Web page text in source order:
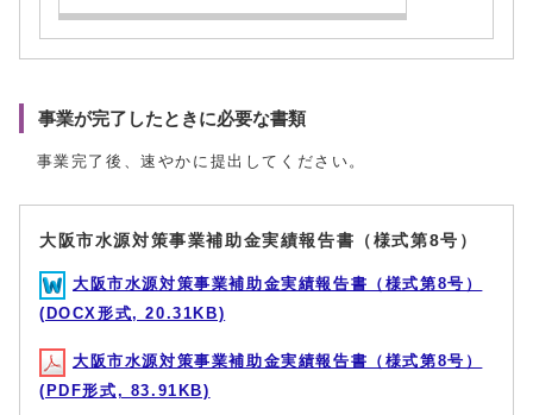
事業が完了したときに必要な書類
事業完了後、速やかに提出してください。
大阪市水源対策事業補助金実績報告書（様式第8号）
大阪市水源対策事業補助金実績報告書（様式第8号）
(DOCX形式, 20.31KB)
大阪市水源対策事業補助金実績報告書（様式第8号）
(PDF形式, 83.91KB)